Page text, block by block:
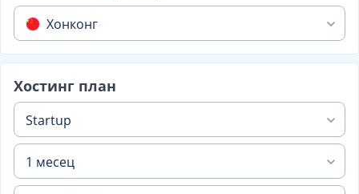
Хонконг
Хостинг план
Startup
1 месец